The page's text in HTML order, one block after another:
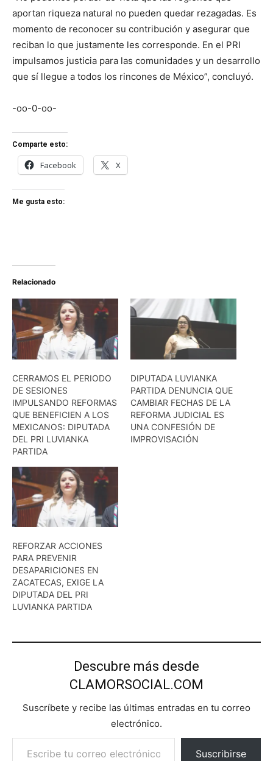
aportan riqueza natural no pueden quedar rezagadas. Es
momento de reconocer su contribución y asegurar que
reciban lo que justamente les corresponde. En el PRI
impulsamos justicia para las comunidades y un desarrollo
que sí llegue a todos los rincones de México”, concluyó.
-oo-0-oo-
Comparte esto:
Facebook X
Me gusta esto:
Relacionado
CERRAMOS EL PERIODO
DE SESIONES
IMPULSANDO REFORMAS
QUE BENEFICIEN A LOS
MEXICANOS: DIPUTADA
DEL PRI LUVIANKA
PARTIDA
DIPUTADA LUVIANKA
PARTIDA DENUNCIA QUE
CAMBIAR FECHAS DE LA
REFORMA JUDICIAL ES
UNA CONFESIÓN DE
IMPROVISACIÓN
REFORZAR ACCIONES
PARA PREVENIR
DESAPARICIONES EN
ZACATECAS, EXIGE LA
DIPUTADA DEL PRI
LUVIANKA PARTIDA
Descubre más desde
CLAMORSOCIAL.COM
Suscríbete y recibe las últimas entradas en tu correo
electrónico.
Escribe tu correo electrónico…
Suscribirse